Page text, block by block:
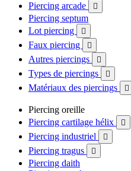
Piercing arcade 
Piercing septum
Lot piercing

Faux piercing 
Autres piercings 
Types de piercings 
Matériaux des piercings 
Piercing oreille
Piercing cartilage hélix

Piercing industriel 
Piercing tragus 
Piercing daith